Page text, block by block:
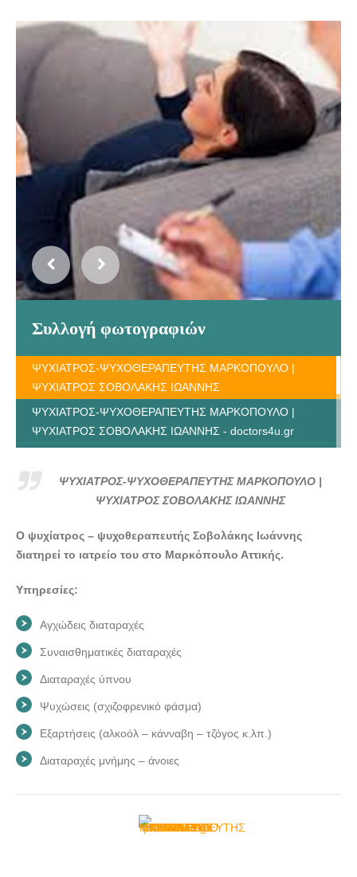
Συλλογή φωτογραφιών
ΨΥΧΙΑΤΡΟΣ-ΨΥΧΟΘΕΡΑΠΕΥΤΗΣ ΜΑΡΚΟΠΟΥΛΟ |
ΨΥΧΙΑΤΡΟΣ ΣΟΒΟΛΑΚΗΣ ΙΩΑΝΝΗΣ
ΨΥΧΙΑΤΡΟΣ-ΨΥΧΟΘΕΡΑΠΕΥΤΗΣ ΜΑΡΚΟΠΟΥΛΟ |
ΨΥΧΙΑΤΡΟΣ ΣΟΒΟΛΑΚΗΣ ΙΩΑΝΝΗΣ - doctors4u.gr
ΨΥΧΙΑΤΡΟΣ ΣΟΒΟΛΑΚΗΣ ΙΩΑΝΝΗΣ - doctors4u.gr
ΨΥΧΙΑΤΡΟΣ-ΨΥΧΟΘΕΡΑΠΕΥΤΗΣ ΜΑΡΚΟΠΟΥΛΟ |
ΨΥΧΙΑΤΡΟΣ-ΨΥΧΟΘΕΡΑΠΕΥΤΗΣ ΜΑΡΚΟΠΟΥΛΟ |
ΨΥΧΙΑΤΡΟΣ ΣΟΒΟΛΑΚΗΣ ΙΩΑΝΝΗΣ - doctors4u.gr
ΨΥΧΙΑΤΡΟΣ-ΨΥΧΟΘΕΡΑΠΕΥΤΗΣ ΜΑΡΚΟΠΟΥΛΟ |
ΨΥΧΙΑΤΡΟΣ ΣΟΒΟΛΑΚΗΣ ΙΩΑΝΝΗΣ
Ο ψυχίατρος – ψυχοθεραπευτής Σοβολάκης Ιωάννης
διατηρεί το ιατρείο του στο Μαρκόπουλο Αττικής.
Υπηρεσίες:
Αγχώδεις διαταραχές
Συναισθηματικές διαταραχές
Διαταραχές ύπνου
Ψυχώσεις (σχιζοφρενικό φάσμα)
Εξαρτήσεις (αλκοόλ – κάνναβη – τζόγος κ.λπ.)
Διαταραχές μνήμης – άνοιες